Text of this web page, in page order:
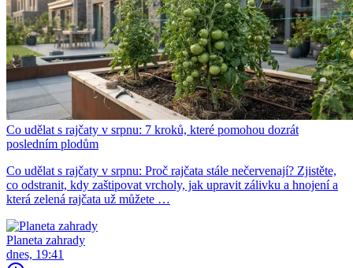
Co udělat s rajčaty v srpnu: 7 kroků, které pomohou dozrát
posledním plodům
Co udělat s rajčaty v srpnu: Proč rajčata stále nečervenají? Zjistěte,
co odstranit, kdy zaštipovat vrcholy, jak upravit zálivku a hnojení a
která zelená rajčata už můžete …
Planeta zahrady
dnes, 19:41